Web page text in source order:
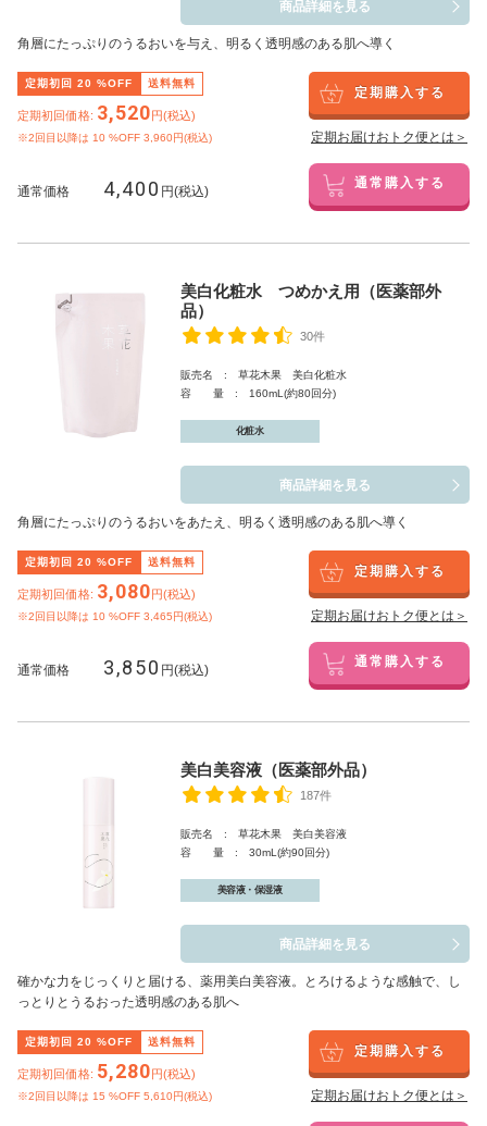
商品詳細を見る
角層にたっぷりのうるおいを与え、明るく透明感のある肌へ導く
定期初回 20 %OFF 送料無料
定期初回価格: 3,520円(税込)
※2回目以降は 10 %OFF 3,960円(税込)
定期購入する
定期お届けおトク便とは＞
通常価格 4,400 円(税込) 通常購入する
美白化粧水 つめかえ用（医薬部外
品）
30件
販売名 : 草花木果 美白化粧水
容 量 : 160mL(約80回分)
化粧水
商品詳細を見る
角層にたっぷりのうるおいをあたえ、明るく透明感のある肌へ導く
定期初回 20 %OFF 送料無料
定期初回価格: 3,080円(税込)
※2回目以降は 10 %OFF 3,465円(税込)
定期購入する
定期お届けおトク便とは＞
通常価格 3,850 円(税込) 通常購入する
美白美容液（医薬部外品）
187件
販売名 : 草花木果 美白美容液
容 量 : 30mL(約90回分)
美容液・保湿液
商品詳細を見る
確かな力をじっくりと届ける、薬用美白美容液。とろけるような感触で、し
っとりとうるおった透明感のある肌へ
定期初回 20 %OFF 送料無料
定期初回価格: 5,280円(税込)
※2回目以降は 15 %OFF 5,610円(税込)
定期購入する
定期お届けおトク便とは＞